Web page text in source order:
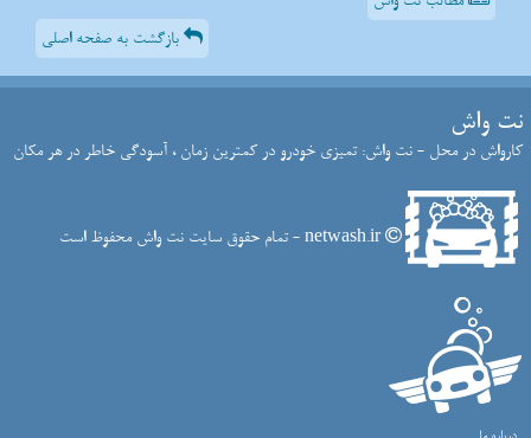
بازگشت به صفحه اصلی
نت واش
کارواش در محل - نت واش: تمیزی خودرو در کمترین زمان ، آسودگی خاطر در هر مکان
netwash.ir - تمام حقوق سایت نت واش محفوظ است